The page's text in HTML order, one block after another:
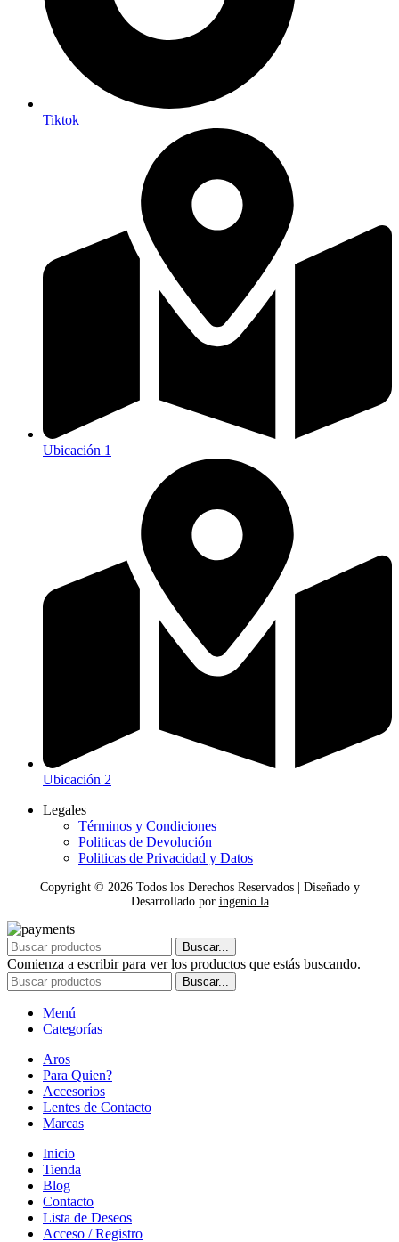
Tiktok
Ubicación 1
Ubicación 2
Legales
Términos y Condiciones
Politicas de Devolución
Politicas de Privacidad y Datos
Copyright © 2026Todos los Derechos Reservados | Diseñado y
Desarrollado por ingenio.la
Buscar...
Comienza a escribir para ver los productos que estás buscando.
Buscar...
Menú
Categorías
Aros
Para Quien?
Accesorios
Lentes de Contacto
Marcas
Inicio
Tienda
Blog
Contacto
Lista de Deseos
Acceso / Registro